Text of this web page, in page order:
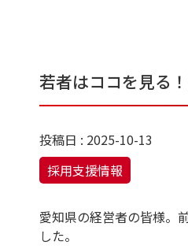
若者はココを見る
投稿日 : 2025-10-13
採用支援情報
愛知県の経営者の皆様。
した。